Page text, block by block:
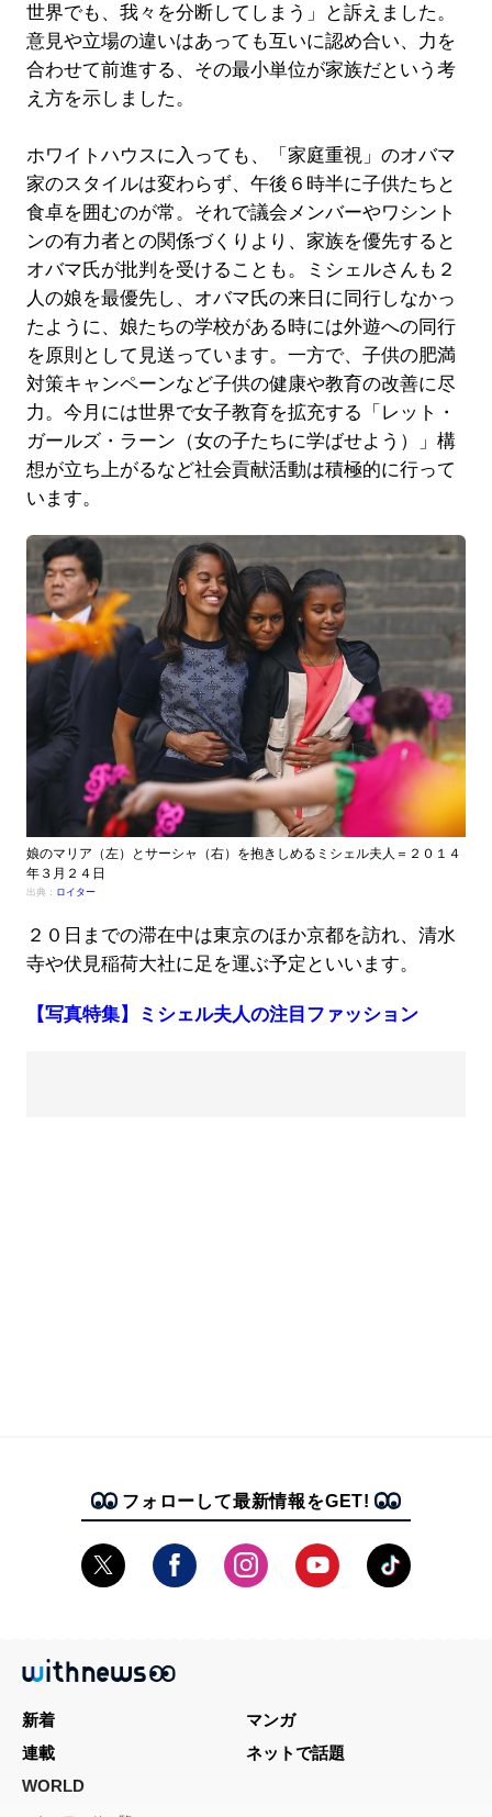
世界でも、我々を分断してしまう」と訴えました。
意見や立場の違いはあっても互いに認め合い、力を
合わせて前進する、その最小単位が家族だという考
え方を示しました。
ホワイトハウスに入っても、「家庭重視」のオバマ
家のスタイルは変わらず、午後６時半に子供たちと
食卓を囲むのが常。それで議会メンバーやワシント
ンの有力者との関係づくりより、家族を優先すると
オバマ氏が批判を受けることも。ミシェルさんも２
人の娘を最優先し、オバマ氏の来日に同行しなかっ
たように、娘たちの学校がある時には外遊への同行
を原則として見送っています。一方で、子供の肥満
対策キャンペーンなど子供の健康や教育の改善に尽
力。今月には世界で女子教育を拡充する「レット・
ガールズ・ラーン（女の子たちに学ばせよう）」構
想が立ち上がるなど社会貢献活動は積極的に行って
います。
娘のマリア（左）とサーシャ（右）を抱きしめるミシェル夫人＝２０１４
年３月２４日
出典： ロイター
２０日までの滞在中は東京のほか京都を訪れ、清水
寺や伏見稲荷大社に足を運ぶ予定といいます。
【写真特集】ミシェル夫人の注目ファッション
フォローして最新情報をGET!
新着
マンガ
連載
ネットで話題
WORLD